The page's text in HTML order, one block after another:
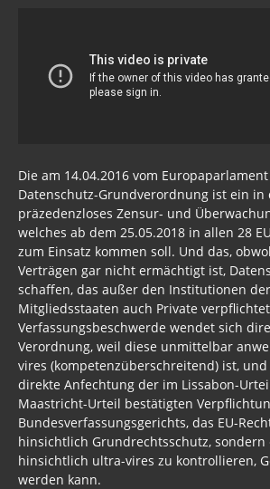
Die am 14.04.2016 vom
Datenschutz-Grundverordnung ist ein in
präzedenzloses Zensur- und
welches ab dem 25.05.2018 in allen 28
zum Einsatz kommen soll. Und das,
Verträgen gar nicht ermächtigt ist,
schaffen, das außer den Institutionen
Mitgliedsstaaten auch Private
Verfassungsbeschwerde wendet sich
Verordnung, weil diese unmittelbar
vires (kompetenzüberschreitend) ist,
direkte Anfechtung der im Lissabon-
Maastricht-Urteil bestätigten
Bundesverfassungsgerichts, das EU-
hinsichtlich Grundrechtsschutz, sondern
hinsichtlich ultra-vires zu kontrollieren,
werden kann.